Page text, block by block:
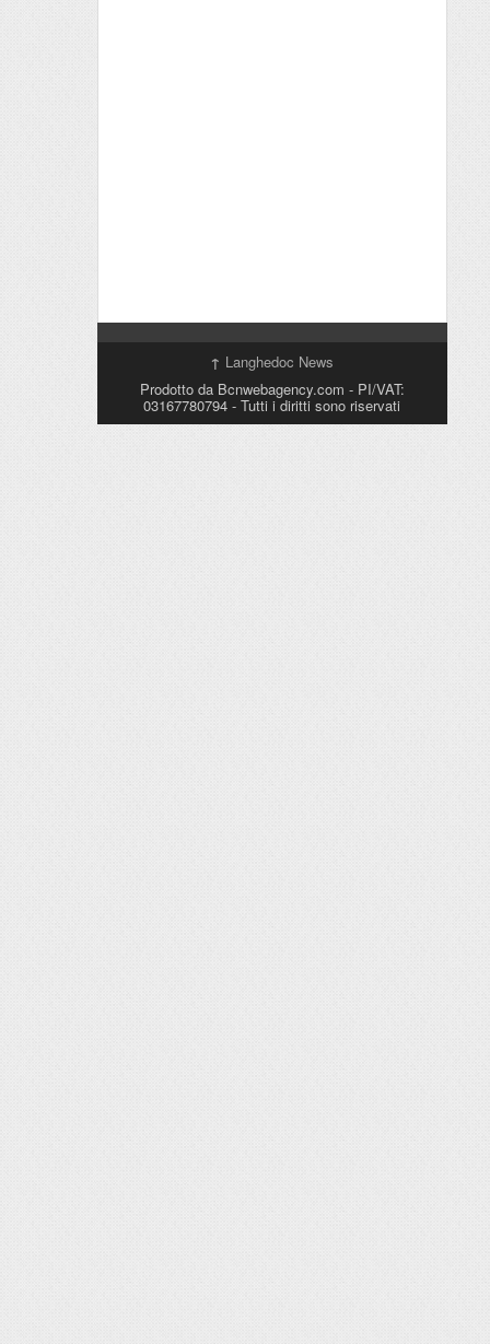
↑ Langhedoc News
Prodotto da Bcnwebagency.com - PI/VAT:
03167780794 - Tutti i diritti sono riservati